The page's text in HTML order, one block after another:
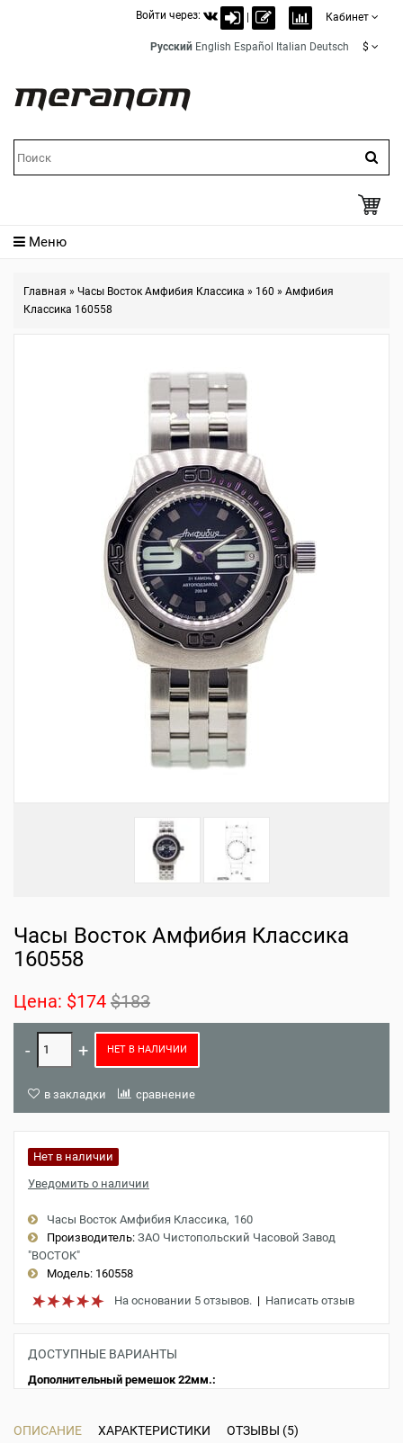
Войти через: Кабинет
Русский English Español Italian Deutsch $
Меню
Главная » Часы Восток Амфибия Классика » 160 » Амфибия
Классика 160558
Часы Восток Амфибия Классика
160558
Цена: $174 $183
НЕТ В НАЛИЧИИ
в закладки сравнение
Нет в наличии
Уведомить о наличии
Часы Восток Амфибия Классика 160
Производитель: ЗАО Чистопольский Часовой Завод
"ВОСТОК"
Модель: 160558
На основании 5 отзывов. | Написать отзыв
ДОСТУПНЫЕ ВАРИАНТЫ
Дополнительный ремешок 22мм.:
ОПИСАНИЕ ХАРАКТЕРИСТИКИ ОТЗЫВЫ (5)